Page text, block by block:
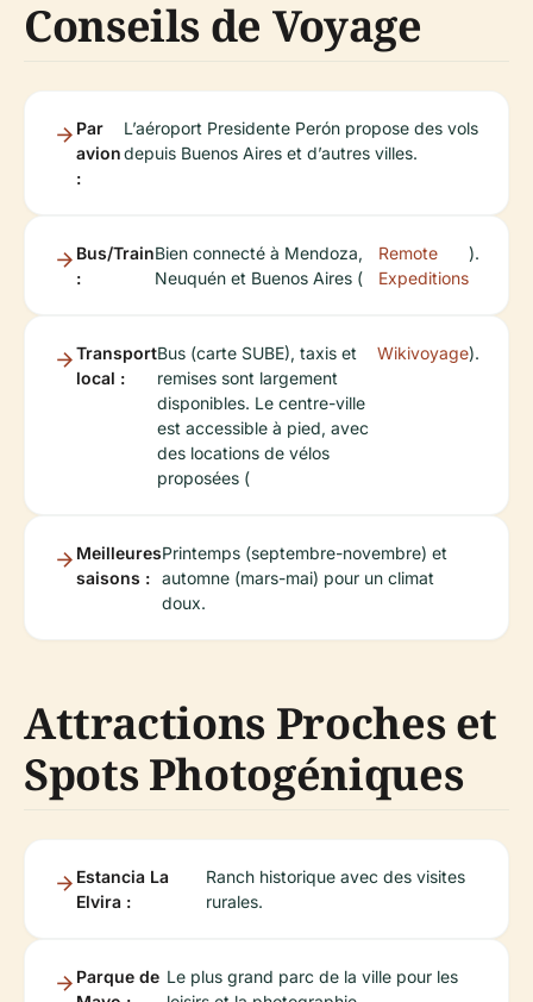
Conseils de Voyage
Par
avion
:
L’aéroport Presidente Perón propose des vols
depuis Buenos Aires et d’autres villes.
Bus/Train
:
Bien connecté à Mendoza,
Neuquén et Buenos Aires (
Remote
Expeditions
).
Transport
local :
Bus (carte SUBE), taxis et
remises sont largement
disponibles. Le centre-ville
est accessible à pied, avec
des locations de vélos
proposées (
Wikivoyage).
Meilleures
saisons :
Printemps (septembre-novembre) et
automne (mars-mai) pour un climat
doux.
Attractions Proches et
Spots Photogéniques
Estancia La
Elvira :
Ranch historique avec des visites
rurales.
Parque de Le plus grand parc de la ville pour les